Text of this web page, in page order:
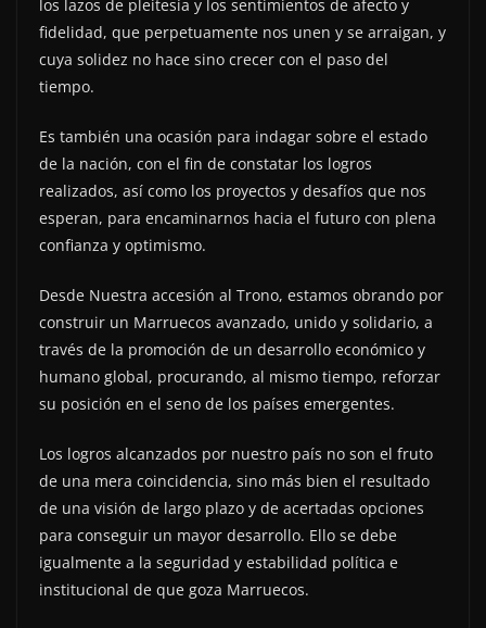
los lazos de pleitesía y los sentimientos de afecto y
fidelidad, que perpetuamente nos unen y se arraigan, y
cuya solidez no hace sino crecer con el paso del
tiempo.
Es también una ocasión para indagar sobre el estado
de la nación, con el fin de constatar los logros
realizados, así como los proyectos y desafíos que nos
esperan, para encaminarnos hacia el futuro con plena
confianza y optimismo.
Desde Nuestra accesión al Trono, estamos obrando por
construir un Marruecos avanzado, unido y solidario, a
través de la promoción de un desarrollo económico y
humano global, procurando, al mismo tiempo, reforzar
su posición en el seno de los países emergentes.
Los logros alcanzados por nuestro país no son el fruto
de una mera coincidencia, sino más bien el resultado
de una visión de largo plazo y de acertadas opciones
para conseguir un mayor desarrollo. Ello se debe
igualmente a la seguridad y estabilidad política e
institucional de que goza Marruecos.